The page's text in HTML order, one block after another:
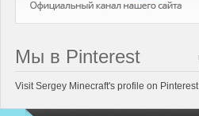
Мы в Pinterest
Visit Sergey Minecraft's profile on Pinterest.